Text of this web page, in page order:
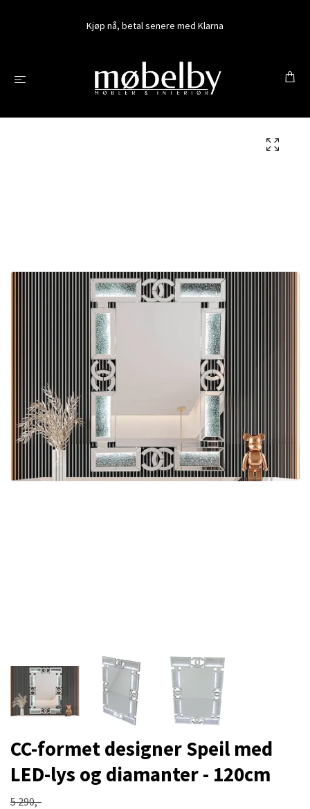
Kjøp nå, betal senere med Klarna
CC-formet designer Speil med
LED-lys og diamanter - 120cm
5 290,-